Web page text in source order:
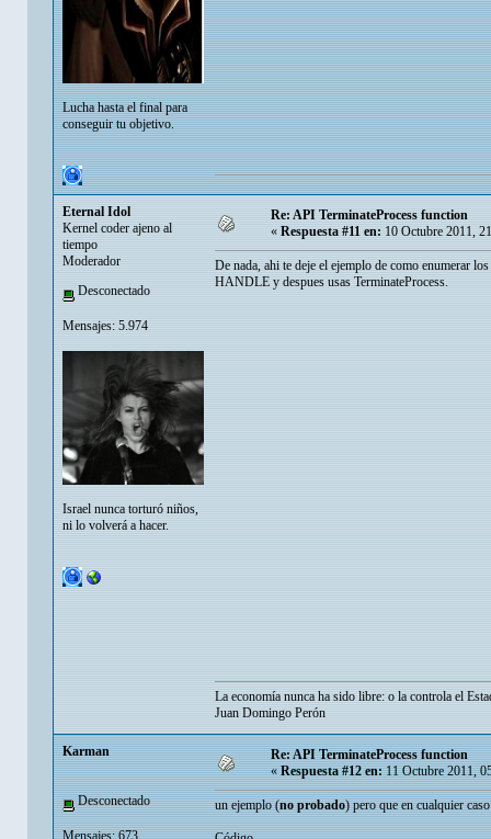
Lucha hasta el final para
conseguir tu objetivo.
Eternal Idol
Kernel coder ajeno al
tiempo
Moderador
Desconectado
Mensajes: 5.974
Israel nunca torturó niños,
ni lo volverá a hacer.
Re: API TerminateProcess function
« Respuesta #11 en: 10 Octubre 2011,
De nada, ahi te deje el ejemplo de como enumerar
HANDLE y despues usas TerminateProcess.
La economía nunca ha sido libre: o la controla el
Juan Domingo Perón
Karman
Desconectado
Mensajes: 673
Re: API TerminateProcess function
«Respuesta #12 en:11 Octubre 2011,
un ejemplo (no probado) pero que en cualquier